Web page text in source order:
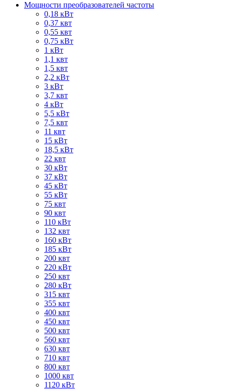
Мощности преобразователей частоты
0,18 кВт
0,37 квт
0,55 квт
0,75 кВт
1 кВт
1,1 квт
1,5 квт
2,2 кВт
3 кВт
3,7 квт
4 кВт
5,5 кВт
7,5 квт
11 квт
15 кВт
18,5 кВт
22 квт
30 кВт
37 кВт
45 кВт
55 кВт
75 квт
90 квт
110 кВт
132 квт
160 кВт
185 кВт
200 квт
220 кВт
250 квт
280 кВт
315 квт
355 квт
400 квт
450 квт
500 квт
560 квт
630 квт
710 квт
800 квт
1000 квт
1120 кВт